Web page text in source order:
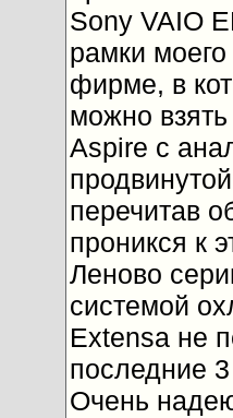
Sony VAIO
рамки
фирме, в
можно
Aspire с
перечитав
проникся к
Леново
системой
Extensa не
последние
Очень